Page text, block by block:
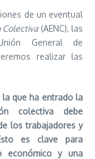
de un eventual
Colectiva(AENC), las
General de
realizar las
la que ha entrado la
colectiva debe
los trabajadores y
es clave para
económico y una